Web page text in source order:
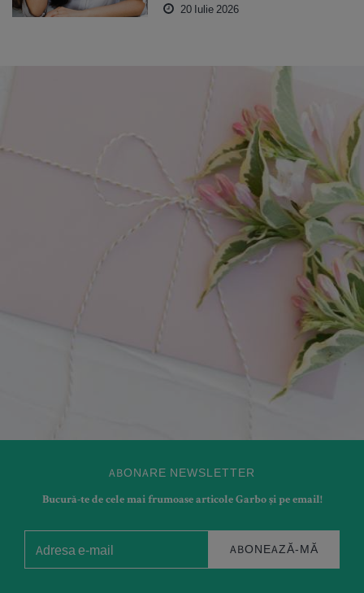
20 Iulie 2026
ABONARE NEWSLETTER
Bucură-te de cele mai frumoase articole Garbo și pe email!
ABONEAZĂ-MĂ